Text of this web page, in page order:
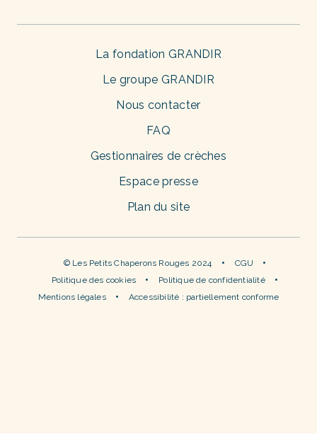
La fondation GRANDIR
Le groupe GRANDIR
Nous contacter
FAQ
Gestionnaires de crèches
Espace presse
Plan du site
© Les Petits Chaperons Rouges 2024
CGU
Politique des cookies
Politique de confidentialité
Mentions légales
Accessibilité : partiellement conforme